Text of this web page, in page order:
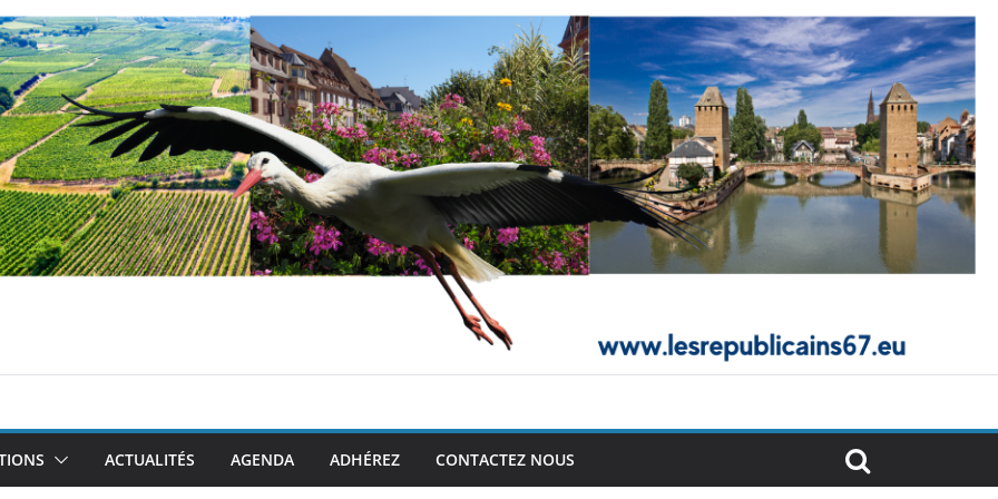
ACTUALITÉS AGENDA ADHÉREZ CONTACTEZ NOUS